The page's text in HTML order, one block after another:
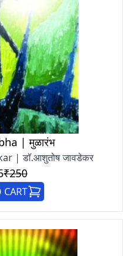
| मुळारंभ
| डॉ.आशुतोष जावडेकर
₹250